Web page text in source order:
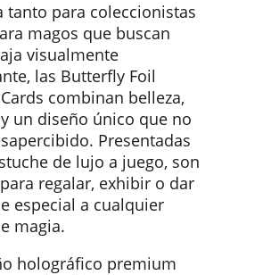
tanto para coleccionistas
magos que buscan
visualmente
las Butterfly Foil
combinan belleza,
un diseño único que no
Presentadas
de lujo a juego, son
regalar, exhibir o dar
especial a cualquier
magia.
holográfico premium